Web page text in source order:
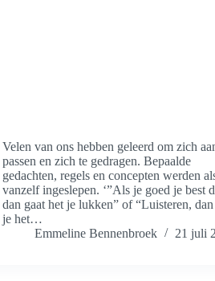
Velen van ons hebben geleerd om zich
passen en zich te gedragen. Bepaalde
gedachten, regels en concepten werden
vanzelf ingeslepen. ‘”Als je goed je best
dan gaat het je lukken” of “Luisteren,
je het…
Emmeline Bennenbroek
21 juli